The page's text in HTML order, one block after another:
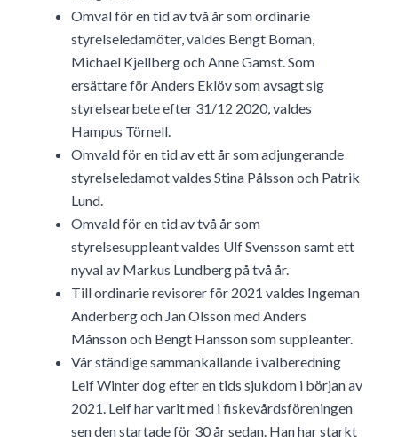
Omval för en tid av två år som ordinarie
styrelseledamöter, valdes Bengt Boman,
Michael Kjellberg och Anne Gamst. Som
ersättare för Anders Eklöv som avsagt sig
styrelsearbete efter 31/12 2020, valdes
Hampus Törnell.
Omvald för en tid av ett år som adjungerande
styrelseledamot valdes Stina Pålsson och Patrik
Lund.
Omvald för en tid av två år som
styrelsesuppleant valdes Ulf Svensson samt ett
nyval av Markus Lundberg på två år.
Till ordinarie revisorer för 2021 valdes Ingeman
Anderberg och Jan Olsson med Anders
Månsson och Bengt Hansson som suppleanter.
Vår ständige sammankallande i valberedning
Leif Winter dog efter en tids sjukdom i början av
2021. Leif har varit med i fiskevårdsföreningen
sen den startade för 30 år sedan. Han har starkt